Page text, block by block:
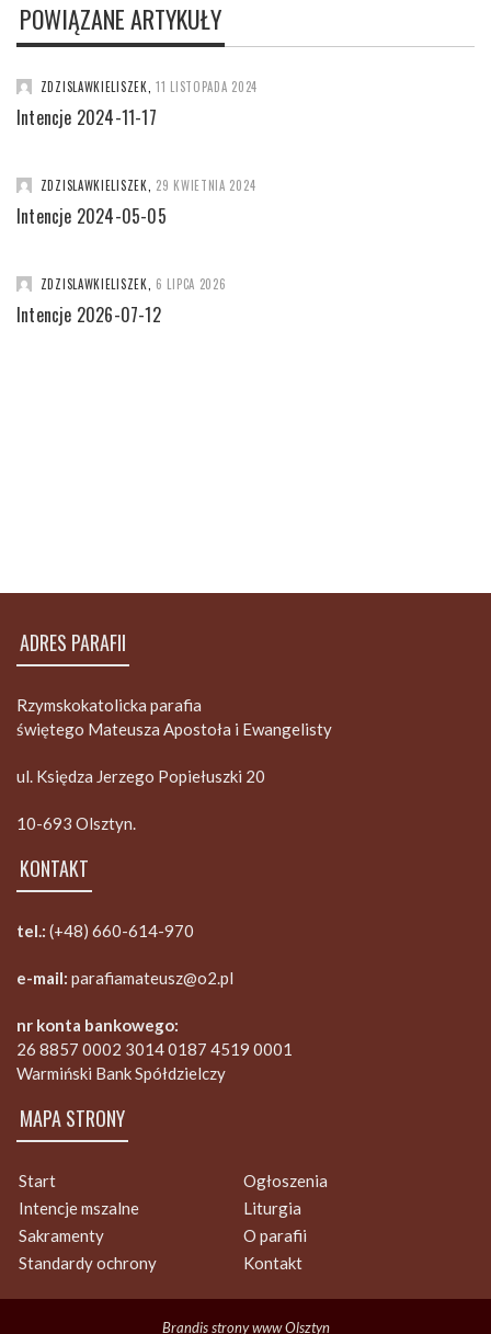
POWIĄZANE ARTYKUŁY
ZDZISLAWKIELISZEK 11 LISTOPADA 2024
Intencje 2024-11-17
ZDZISLAWKIELISZEK 29 KWIETNIA 2024
Intencje 2024-05-05
ZDZISLAWKIELISZEK 6 LIPCA 2026
Intencje 2026-07-12
ADRES PARAFII
Rzymskokatolicka parafia
świętego Mateusza Apostoła i Ewangelisty
ul. Księdza Jerzego Popiełuszki 20
10-693 Olsztyn.
KONTAKT
tel.: (+48) 660-614-970
e-mail: parafiamateusz@o2.pl
nr konta bankowego:
26 8857 0002 3014 0187 4519 0001
Warmiński Bank Spółdzielczy
MAPA STRONY
Start
Ogłoszenia
Intencje mszalne
Liturgia
Sakramenty
O parafii
Standardy ochrony
Kontakt
Brandis strony www Olsztyn